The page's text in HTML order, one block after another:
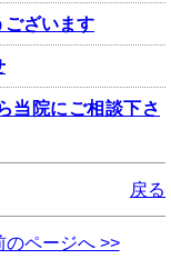
ございます
当院にご相談下さ
戻る
のページへ >>